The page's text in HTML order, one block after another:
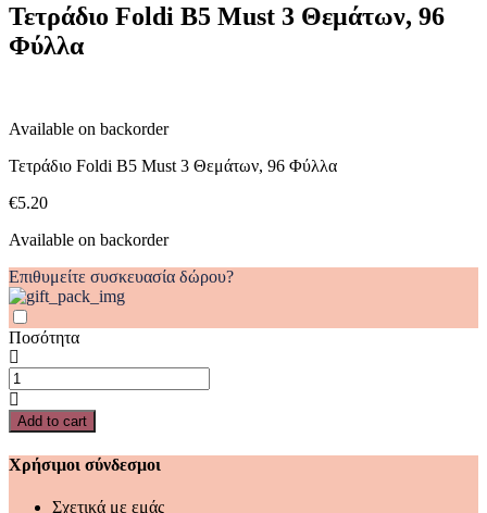
3
Θεμάτων,
96
Τετράδιο Foldi Β5 Must 3 Θεμάτων, 96
Φύλλα
Available on backorder
Τετράδιο Foldi Β5 Must 3 Θεμάτων, 96 Φύλλα
€5.20
Available on backorder
Επιθυμείτε συσκευασία δώρου?
Ποσότητα
Τετράδιο
Foldi
Β5
Must
3
Θεμάτων,
Add to cart
Χρήσιμοι σύνδεσμοι
Σχετικά με εμάς